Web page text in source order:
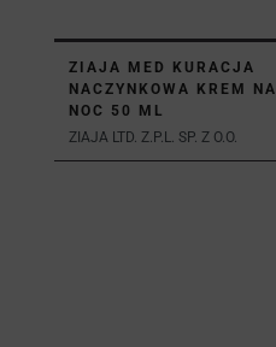
ZIAJA MED KURACJA
NACZYNKOWA KREM NA
NOC 50 ML
ZIAJA LTD. Z.P.L. SP. Z O.O.